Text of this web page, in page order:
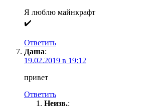
Я люблю майнкрафт
✔️
Ответить
Даша:
19.02.2019 в 19:12
привет
Ответить
Неизв.: